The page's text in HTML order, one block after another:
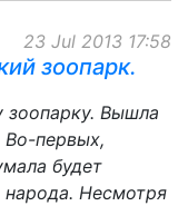
23 Jul 2013 17:58
зоопарк.
зоопарку. Вышла
Во-первых,
будет
Несмотря